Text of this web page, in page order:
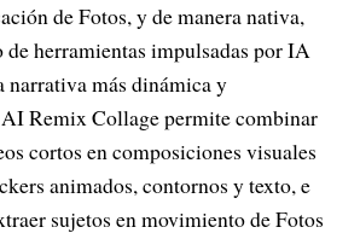
de Fotos, y de manera nativa,
de herramientas impulsadas por IA
narrativa más dinámica y
Remix Collage permite combinar
cortos en composiciones visuales
animados, contornos y texto, e
sujetos en movimiento de Fotos